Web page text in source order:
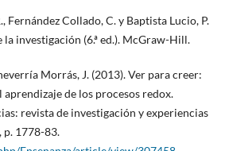
Fernández Collado, C. y Baptista Lucio, P.
investigación (6.ª ed.). McGraw-Hill.
Morrás, J. (2013). Ver para creer:
aprendizaje de los procesos redox.
revista de investigación y experiencias
p. 1778-83.